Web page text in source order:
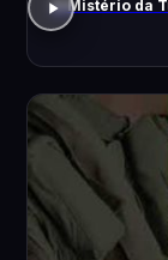
O Mistério da